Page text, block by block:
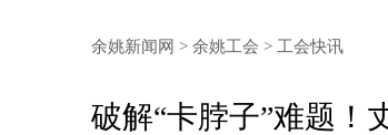
余姚新闻网 > 余姚工会 > 工会快讯
破解“卡脖子”难题！